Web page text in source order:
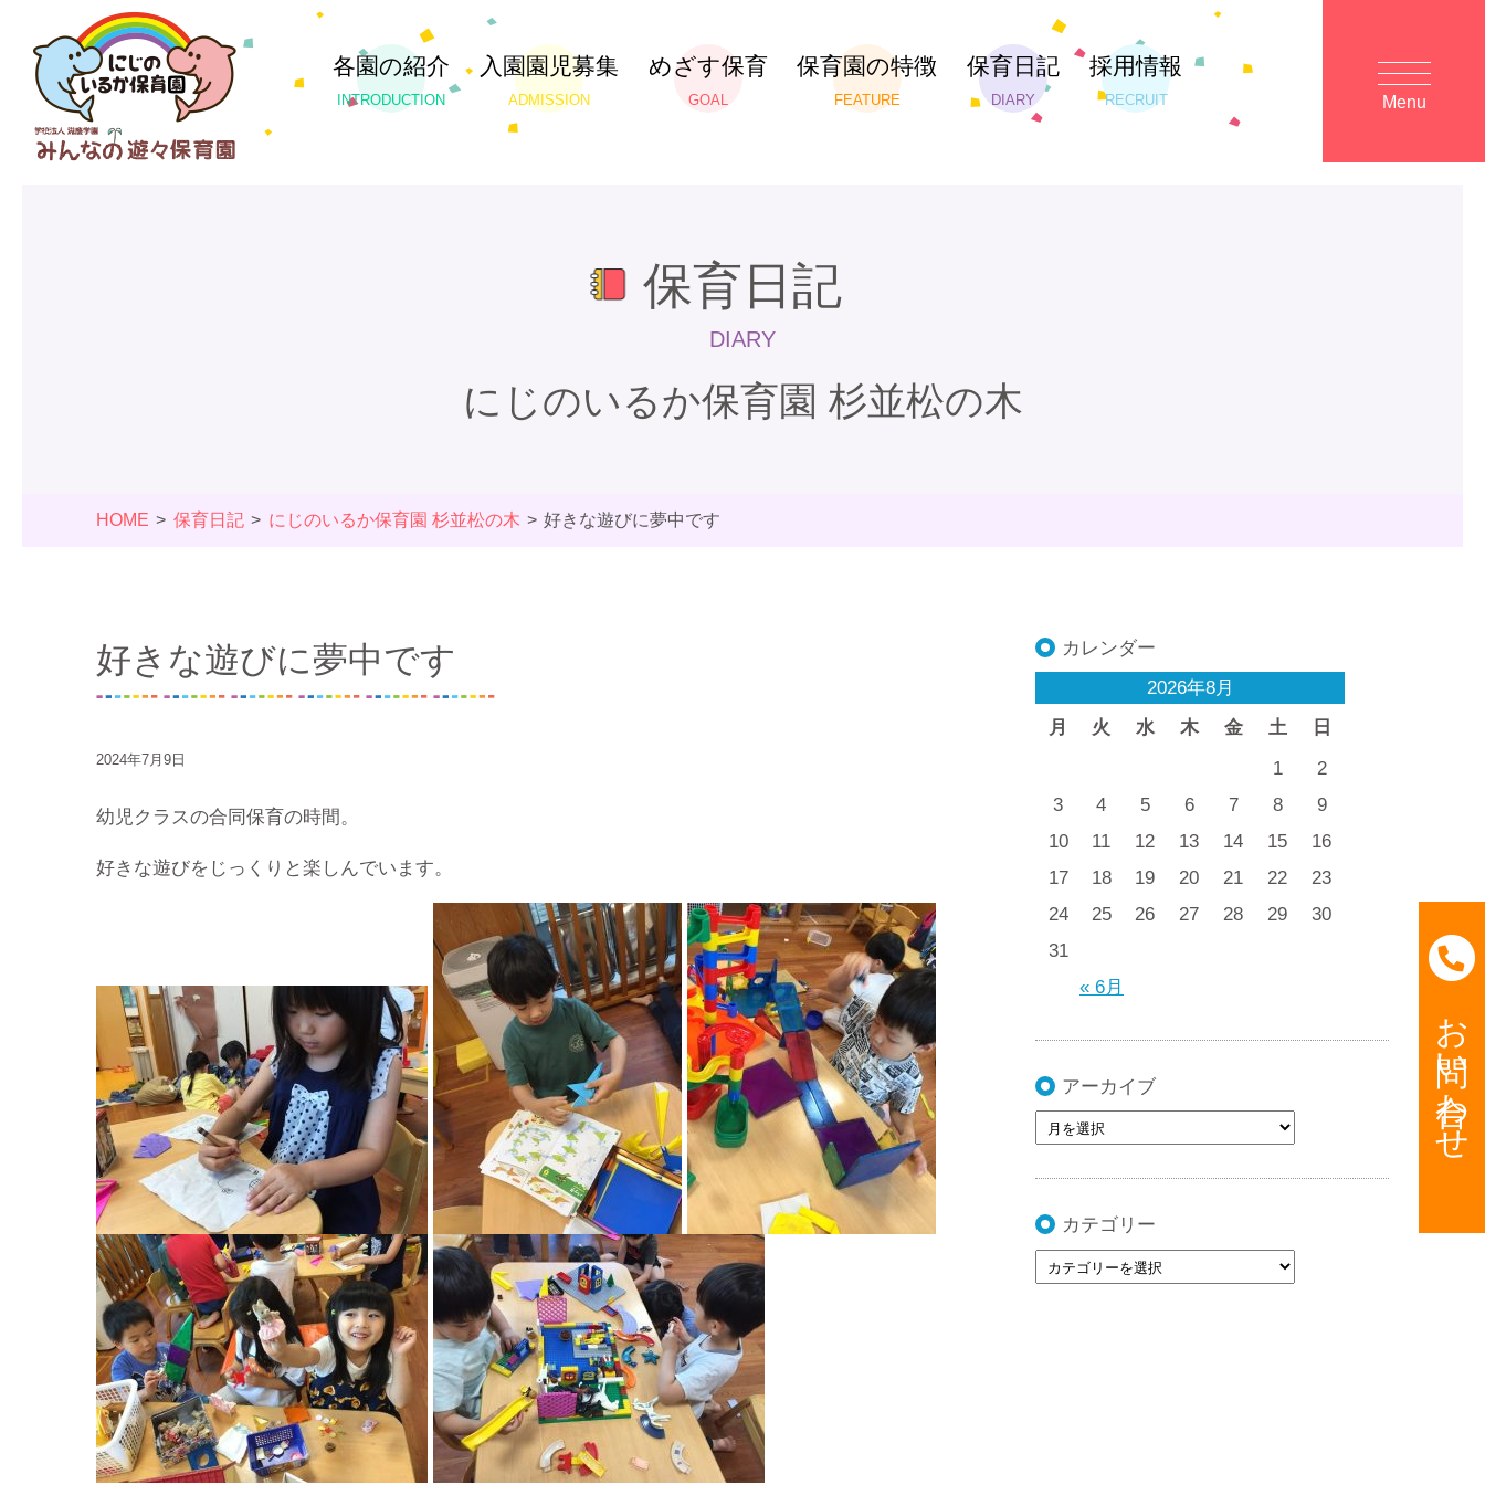
各園の紹介
INTRODUCTION
入園園児募集
ADMISSION
めざす保育
GOAL
保育園の特徴
FEATURE
保育日記
DIARY
採用情報
RECRUIT Menu
保育日記
DIARY
にじのいるか保育園 杉並松の木
HOME 保育日記 にじのいるか保育園 杉並松の木 好きな遊びに夢中です
好きな遊びに夢中です
2024年7月9日
幼児クラスの合同保育の時間。
好きな遊びをじっくりと楽しんでいます。
カレンダー
2026年8月
月
火 水 木 金 土 日
« 6月
1
2
3
4 5 6 7 8
9
10
11 12 13 14 15
16
17
18 19 20 21 22
23
24
25 26 27 28 29
30
31
アーカイブ
カテゴリー
お問い合わせ